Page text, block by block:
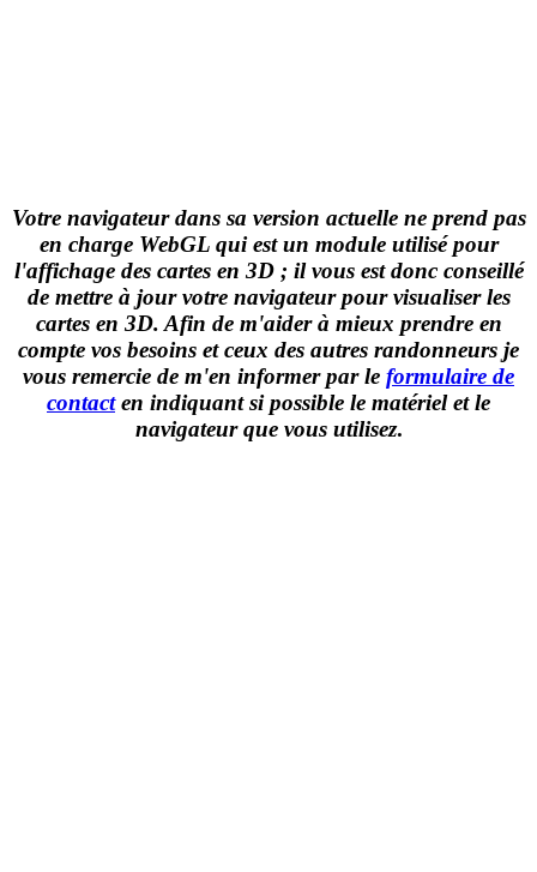
Votre navigateur dans sa version actuelle ne prend pas
en charge WebGL qui est un module utilisé pour
l'affichage des cartes en 3D ; il vous est donc conseillé
de mettre à jour votre navigateur pour visualiser les
cartes en 3D. Afin de m'aider à mieux prendre en
compte vos besoins et ceux des autres randonneurs je
vous remercie de m'en informer par le formulaire de
contacten indiquant si possible le matériel et le
navigateur que vous utilisez.